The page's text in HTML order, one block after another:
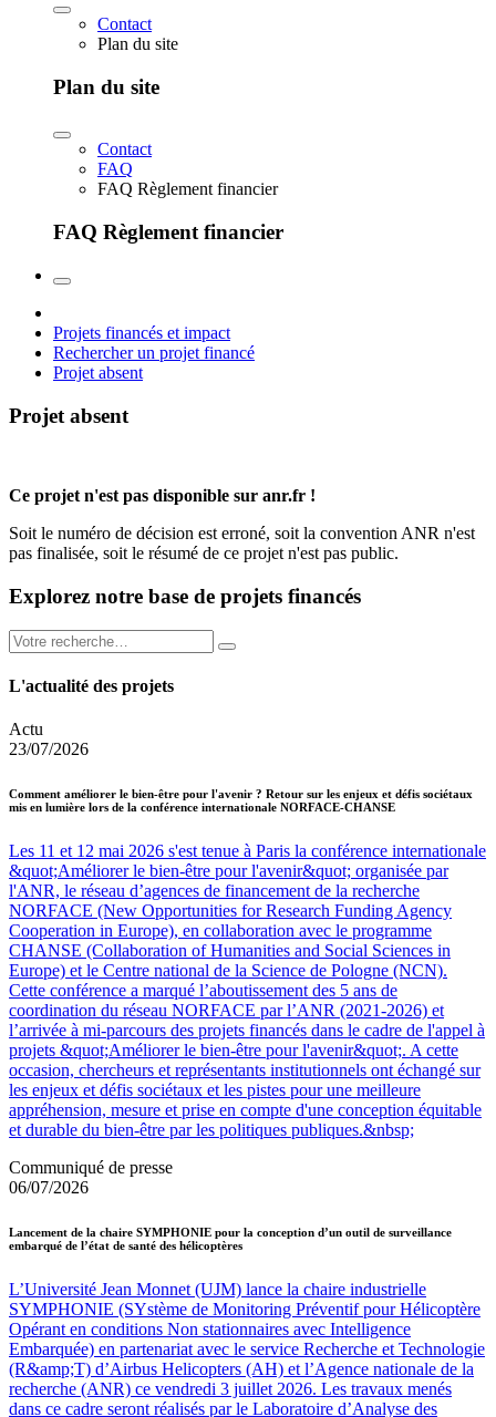
Contact
Plan du site
Plan du site
Contact
FAQ
FAQ Règlement financier
FAQ Règlement financier
Projets financés et impact
Rechercher un projet financé
Projet absent
Projet absent
Ce projet n'est pas disponible sur anr.fr !
Soit le numéro de décision est erroné, soit la convention ANR n'est
pas finalisée, soit le résumé de ce projet n'est pas public.
Explorez notre base de projets financés
L'actualité des projets
Actu
23/07/2026
Comment améliorer le bien-être pour l'avenir ? Retour sur les enjeux et défis sociétaux
mis en lumière lors de la conférence internationale NORFACE-CHANSE
Les 11 et 12 mai 2026 s'est tenue à Paris la conférence internationale
&quot;Améliorer le bien-être pour l'avenir&quot; organisée par
l'ANR, le réseau d’agences de financement de la recherche
NORFACE (New Opportunities for Research Funding Agency
Cooperation in Europe), en collaboration avec le programme
CHANSE (Collaboration of Humanities and Social Sciences in
Europe) et le Centre national de la Science de Pologne (NCN).
Cette conférence a marqué l’aboutissement des 5 ans de
coordination du réseau NORFACE par l’ANR (2021-2026) et
l’arrivée à mi-parcours des projets financés dans le cadre de l'appel à
projets &quot;Améliorer le bien-être pour l'avenir&quot;. A cette
occasion, chercheurs et représentants institutionnels ont échangé sur
les enjeux et défis sociétaux et les pistes pour une meilleure
appréhension, mesure et prise en compte d'une conception équitable
et durable du bien-être par les politiques publiques.&nbsp;
Communiqué de presse
06/07/2026
Lancement de la chaire SYMPHONIE pour la conception d’un outil de surveillance
embarqué de l’état de santé des hélicoptères
L’Université Jean Monnet (UJM) lance la chaire industrielle
SYMPHONIE (SYstème de Monitoring Préventif pour Hélicoptère
Opérant en conditions Non stationnaires avec Intelligence
Embarquée) en partenariat avec le service Recherche et Technologie
(R&amp;T) d’Airbus Helicopters (AH) et l’Agence nationale de la
recherche (ANR) ce vendredi 3 juillet 2026. Les travaux menés
dans ce cadre seront réalisés par le Laboratoire d’Analyse des